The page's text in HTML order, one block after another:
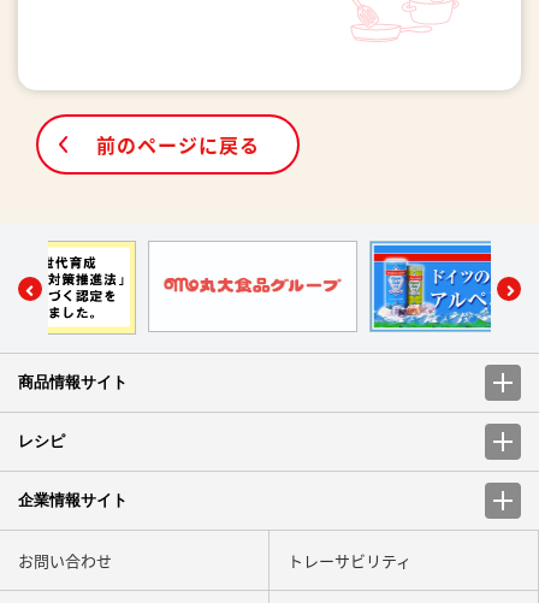
前のページに戻る
商品情報サイト
レシピ
企業情報サイト
お問い合わせ トレーサビリティ